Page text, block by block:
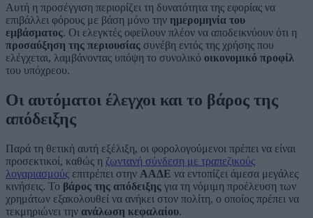
Αυτή η προσέγγιση περιορίζει τη δυνατότητα της εφορίας να
επιβάλλει φόρους με βάση μόνο την ημερομηνία του
εμβάσματος. Οι ελεγκτές οφείλουν πλέον να αποδεικνύουν ότι η
προσαύξηση της περιουσίας συνέβη εντός της χρήσης που
ελέγχεται, λαμβάνοντας υπόψη το συνολικό οικονομικό προφίλ
του υπόχρεου.
Οι αυτόματοι έλεγχοι και το βάρος της
απόδειξης
Παρά τη θετική αυτή εξέλιξη, οι φορολογούμενοι πρέπει να είναι
προσεκτικοί, καθώς η ζωντανή σύνδεση με τραπεζικούς
λογαριασμούς επιτρέπει στην ΑΑΔΕ να εντοπίζει άμεσα μεγάλες
κινήσεις. Το βάρος της απόδειξης για τη νόμιμη προέλευση των
χρημάτων εξακολουθεί να ανήκει στον πολίτη, ο οποίος πρέπει να
τεκμηριώνει την ανάλωση κεφαλαίου.